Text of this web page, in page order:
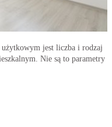
jest liczba i rodzaj
Nie są to parametry